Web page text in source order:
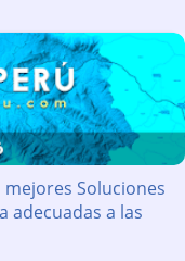
Soluciones
adecuadas a las